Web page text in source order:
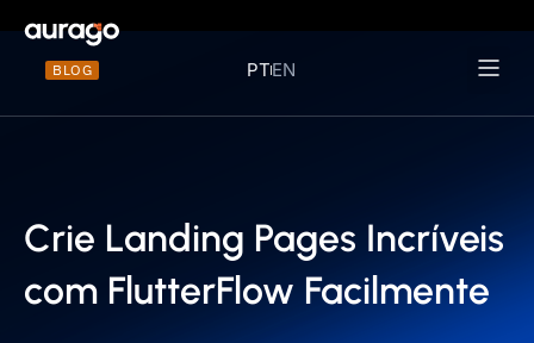
BLOG PTEN
Crie Landing Pages Incríveis
com FlutterFlow Facilmente